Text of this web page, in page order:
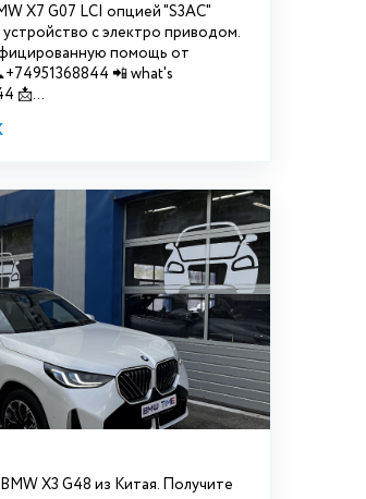
Х7 G07 LCI опцией "S3АС"
с электро приводом.
помощь от
📲 what's
📩...
X3 G48 из Китая. Получите